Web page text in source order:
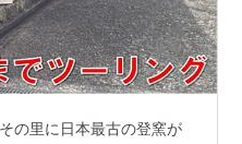
の里に日本最古の登窯が